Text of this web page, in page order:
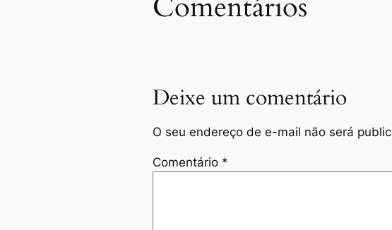
Deixe um comentário
O seu endereço de e-mail não será
Comentário *